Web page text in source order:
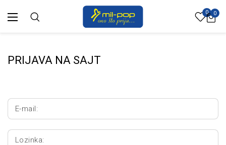
0 0
PRIJAVA NA SAJT
E-mail:
Lozinka: